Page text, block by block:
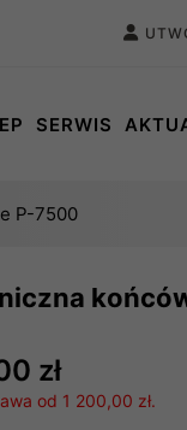
SERWIS
P-7500
zł
od 1 200,00 zł.